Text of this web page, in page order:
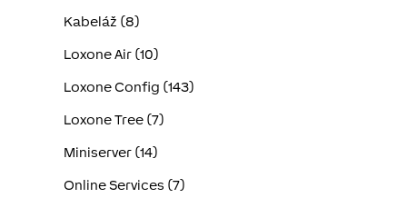
Kabeláž (8)
Loxone Air (10)
Loxone Config (143)
Loxone Tree (7)
Miniserver (14)
Online Services (7)